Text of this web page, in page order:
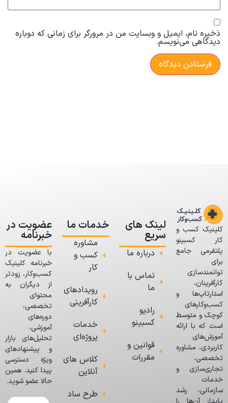
ذخیره نام، ایمیل و وبسایت من در مرورگر برای زمانی که دوباره
دیدگاهی می‌نویسم.
کلینیک کسب و
کار کسبینو
پلتفرمی جامع
برای
توانمندسازی
کارآفرینان،
استارتاپ‌ها و
کسب‌وکارهای
کوچک و متوسط
است که با ارائه
آموزش‌های
کاربردی، مشاوره
تخصصی،
تجاری‌سازی و
خدمات
سازمانی، رشد
لینک های
سریع
درباره ما
تماس با
ما
رادیو
کسبینو
قوانین و
مقررات
خدمات ما
مشاوره
کسب و
کار
رویدادهای
کارآفرینی
خدمات
پروژه‌ای
کلاس های
آنلاین
طرح ساد
عضویت در
خبرنامه
با عضویت در
خبرنامه کلینیک
کسب‌وکار، زودتر
از دیگران به
محتوای
تخصصی،
دوره‌های
آموزشی،
تحلیل‌های بازار
و پیشنهادهای
ویژه دسترسی
پیدا کنید. همین
حالا عضو شوید.